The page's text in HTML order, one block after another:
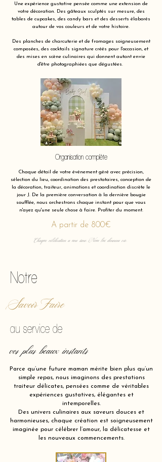
Une expérience gustative pensée comme une extension de
votre décoration. Des gâteaux sculptés sur mesure, des
tables de cupcakes, des candy bars et des desserts élaborés
autour de vos couleurs et de votre histoire.
Des planches de charcuterie et de fromages soigneusement
composées, des cocktails signature créés pour l'occasion, et
des mises en scène culinaires qui donnent autant envie
d'être photographiées que dégustées.
Organisation complète
Chaque détail de votre événement géré avec précision,
sélection du lieu, coordination des prestataires, conception de
la décoration, traiteur, animations et coordination discrète le
jour J. De la première conversation à la dernière bougie
soufflée, nous orchestrons chaque instant pour que vous
n'ayez qu'une seule chose à faire. Profiter du moment.
A partir de 800€
Chaque célébration a une âme. Nous lui donnons vie.
Notre
Savoir Faire
au service de
vos plus beaux instants
Parce qu’une future maman mérite bien plus qu’un
simple repas, nous imaginons des prestations
traiteur délicates, pensées comme de véritables
expériences gustatives, élégantes et
intemporelles.
Des univers culinaires aux saveurs douces et
harmonieuses, chaque création est soigneusement
imaginée pour célébrer l’amour, la délicatesse et
les nouveaux commencements.